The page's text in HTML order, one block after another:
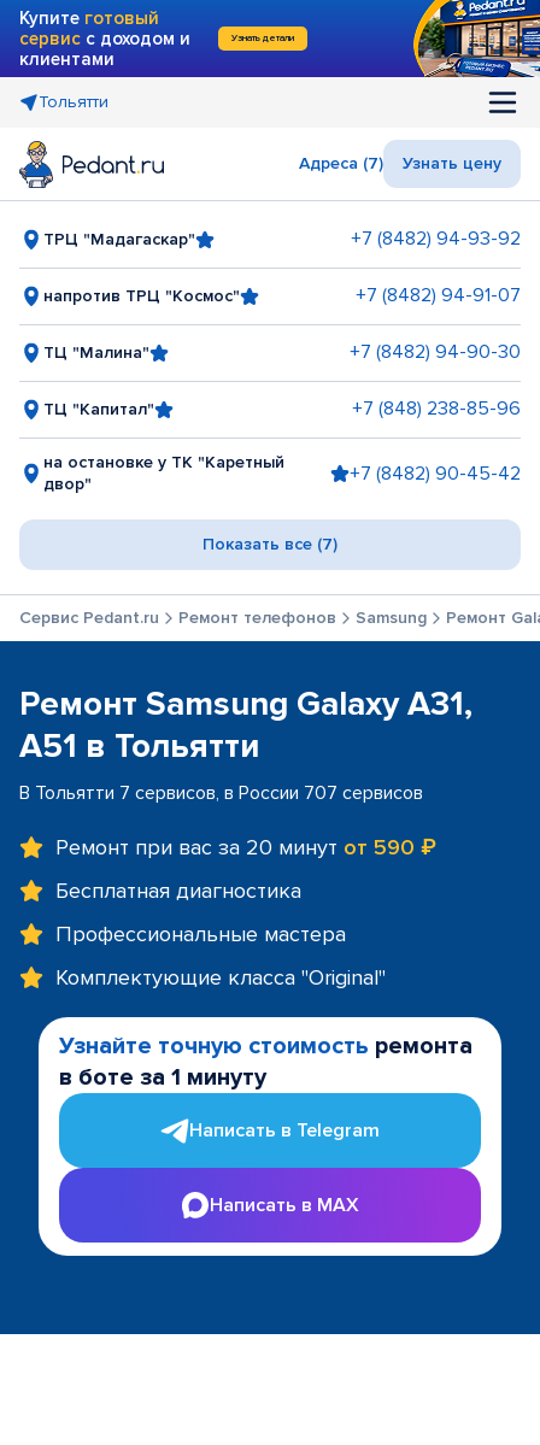
Купите готовый
сервис с доходом и
клиентами
Узнать детали
Тольятти
Адреса (7) Узнать цену
ТРЦ "Мадагаскар" +7 (8482) 94-93-92
напротив ТРЦ "Космос" +7 (8482) 94-91-07
ТЦ "Малина" +7 (8482) 94-90-30
ТЦ "Капитал" +7 (848) 238-85-96
на остановке у ТК "Каретный
двор"
+7 (8482) 90-45-42
Показать все (7)
Сервис Pedant.ru Ремонт телефонов Samsung Ремонт
Ремонт Samsung Galaxy A31,
A51 в Тольятти
В Тольятти 7 сервисов, в России 707 сервисов
Ремонт при вас за 20 минут от 590 ₽
Бесплатная диагностика
Профессиональные мастера
Комплектующие класса "Original"
Узнайте точную стоимость ремонта
в боте за 1 минуту
Написать в Telegram
Написать в MAX